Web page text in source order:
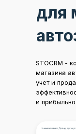
для
STOCRM -
магазина
учет и
и